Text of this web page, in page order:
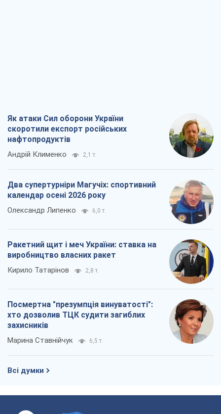
Як атаки Сил оборони України
скоротили експорт російських
нафтопродуктів
Андрій Клименко 2,1 т.
Два супертурніри Магучіх: спортивний
календар осені 2026 року
Олександр Липенко 6,0 т.
Ракетний щит і меч України: ставка на
виробництво власних ракет
Кирило Татарінов 2,8 т.
Посмертна "презумпція винуватості":
хто дозволив ТЦК судити загиблих
захисників
Марина Ставнійчук 6,5 т.
Всі думки